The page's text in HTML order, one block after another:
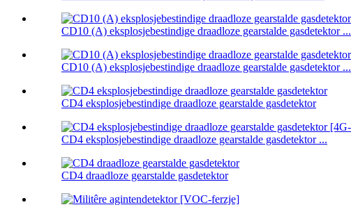
CD10 (A) eksplosjebestindige draadloze gearstalde gasdetektor ...
CD10 (A) eksplosjebestindige draadloze gearstalde gasdetektor ...
CD4 eksplosjebestindige draadloze gearstalde gasdetektor
CD4 eksplosjebestindige draadloze gearstalde gasdetektor ...
CD4 draadloze gearstalde gasdetektor